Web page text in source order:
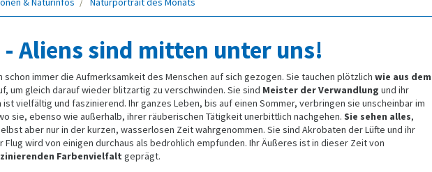
Aliens sind mitten unter uns!
schon immer die Aufmerksamkeit des Menschen auf sich gezogen. Sie tauchen plötzlich wie aus dem
um gleich darauf wieder blitzartig zu verschwinden. Sie sind Meister der Verwandlung und ihr
ist vielfältig und faszinierend. Ihr ganzes Leben, bis auf einen Sommer, verbringen sie unscheinbar im
sie, ebenso wie außerhalb, ihrer räuberischen Tätigkeit unerbittlich nachgehen. Sie sehen alles,
aber nur in der kurzen, wasserlosen Zeit wahrgenommen. Sie sind Akrobaten der Lüfte und ihr
Flug wird von einigen durchaus als bedrohlich empfunden. Ihr Äußeres ist in dieser Zeit von
Farbenvielfalt geprägt.